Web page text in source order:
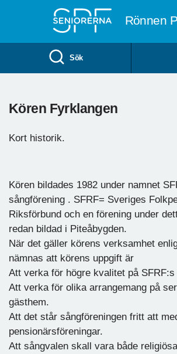
Rönnen
Sök
Kören Fyrklangen
Kort historik.
Kören bildades 1982 under namnet
sångförening . SFRF= Sveriges
Riksförbund och en förening under
redan bildad i Piteåbygden.
När det gäller körens verksamhet
nämnas att körens uppgift är
Att verka för högre kvalitet på SFRF:s
Att verka för olika arrangemang på
gästhem.
Att det står sångföreningen fritt att
pensionärsföreningar.
Att sångvalen skall vara både